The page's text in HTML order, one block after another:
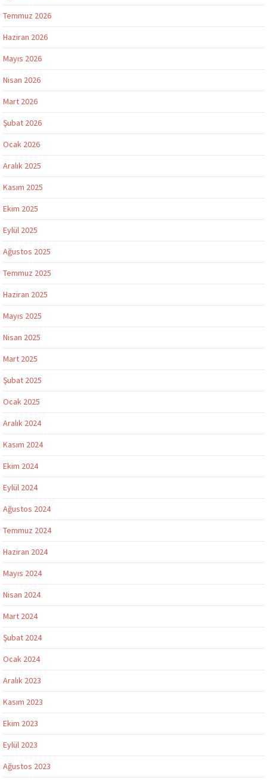
Temmuz 2026
Haziran 2026
Mayıs 2026
Nisan 2026
Mart 2026
Şubat 2026
Ocak 2026
Aralık 2025
Kasım 2025
Ekim 2025
Eylül 2025
Ağustos 2025
Temmuz 2025
Haziran 2025
Mayıs 2025
Nisan 2025
Mart 2025
Şubat 2025
Ocak 2025
Aralık 2024
Kasım 2024
Ekim 2024
Eylül 2024
Ağustos 2024
Temmuz 2024
Haziran 2024
Mayıs 2024
Nisan 2024
Mart 2024
Şubat 2024
Ocak 2024
Aralık 2023
Kasım 2023
Ekim 2023
Eylül 2023
Ağustos 2023